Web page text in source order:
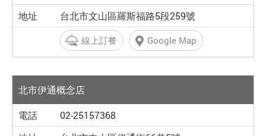
台北市文山區羅斯福路5段259號
線上訂餐 Google Map
北市伊通概念店
02-25157368